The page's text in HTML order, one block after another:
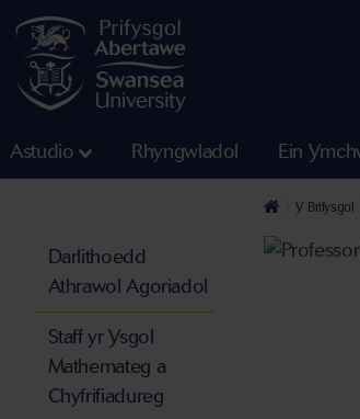
Astudio Rhyngwladol Ein
Y Brifysgol
Darlithoedd
Athrawol Agoriadol
Staff yr Ysgol
Mathemateg a
Chyfrifiadureg